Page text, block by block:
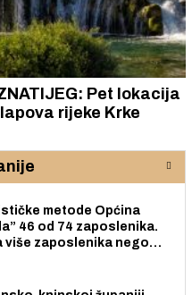
Pet lokacija
rijeke Krke
metode Općina
46 od 74 zaposlenika.
više zaposlenika nego